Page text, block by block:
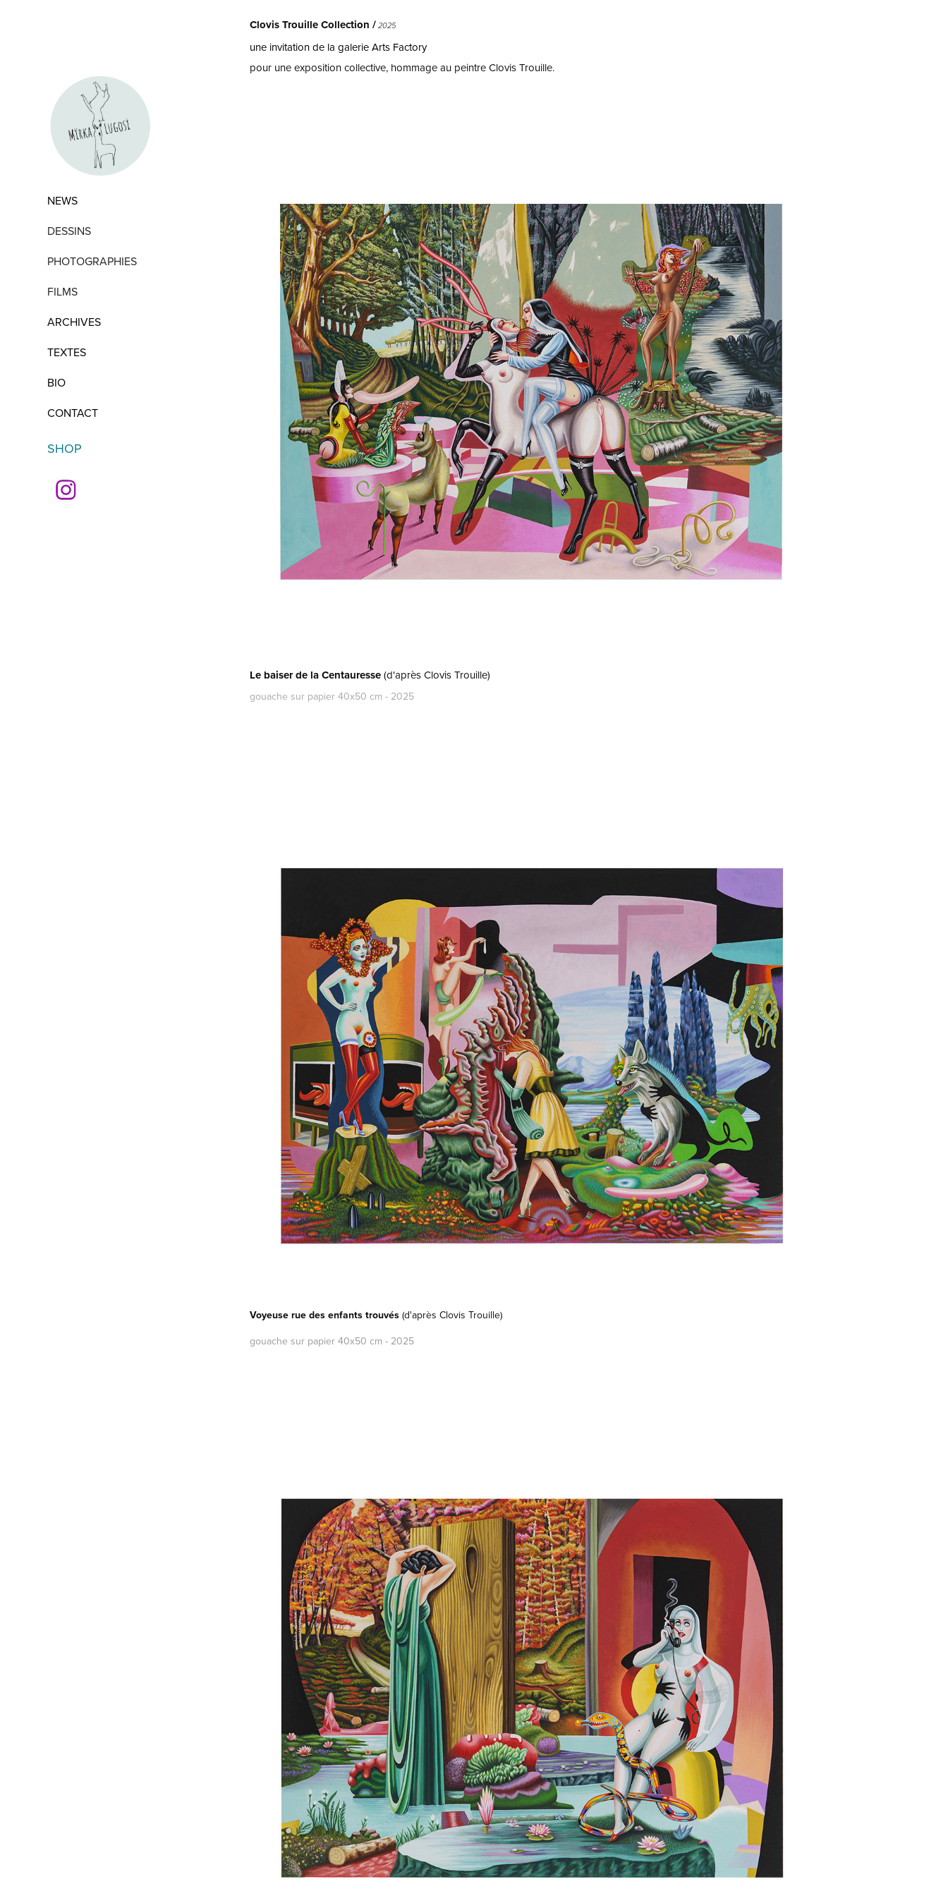
NEWS
DESSINS
PHOTOGRAPHIES
FILMS
ARCHIVES
TEXTES
BIO
CONTACT
SHOP
Clovis Trouille Collection / 2025
une invitation de la galerie Arts Factory
pour une exposition collective, hommage au peintre Clovis Trouille.
Le baiser de la Centauresse(d'après Clovis Trouille)
gouache sur papier 40x50 cm - 2025
Voyeuse rue des enfants trouvés(d'après Clovis Trouille)
gouache sur papier 40x50 cm - 2025